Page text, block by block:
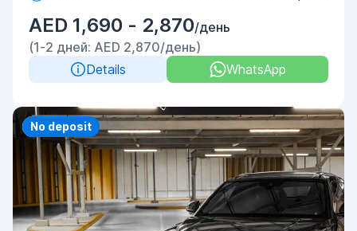
AED 1,690 - 2,870/день
(1-2 дней: AED 2,870/день)
Details
WhatsApp
Priority
No deposit